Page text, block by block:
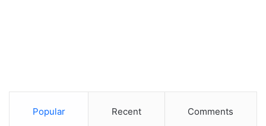
Popular Recent Comments